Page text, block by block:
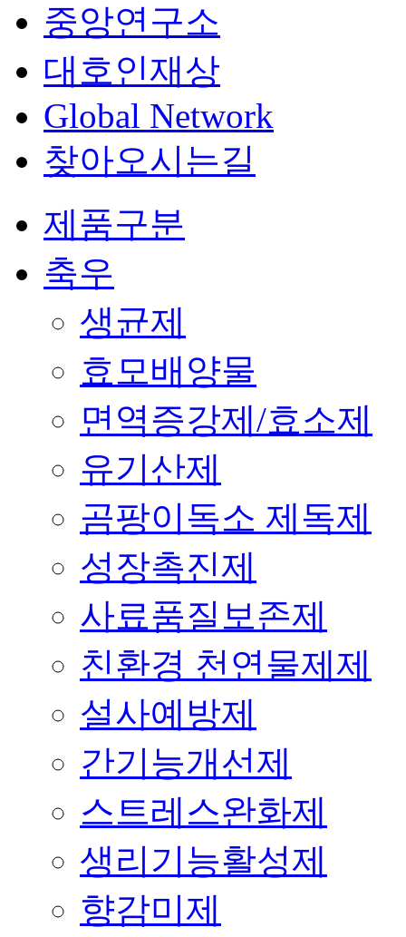
중앙연구소
대호인재상
Global Network
찾아오시는길
제품구분
축우
생균제
효모배양물
면역증강제/효소제
유기산제
곰팡이독소 제독제
성장촉진제
사료품질보존제
친환경 천연물제제
설사예방제
간기능개선제
스트레스완화제
생리기능활성제
향감미제